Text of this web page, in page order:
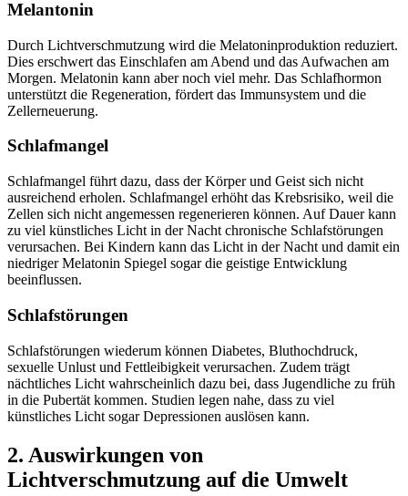
Melantonin
Durch Lichtverschmutzung wird die Melatoninproduktion reduziert.
Dies erschwert das Einschlafen am Abend und das Aufwachen am
Morgen. Melatonin kann aber noch viel mehr. Das Schlafhormon
unterstützt die Regeneration, fördert das Immunsystem und die
Zellerneuerung.
Schlafmangel
Schlafmangel führt dazu, dass der Körper und Geist sich nicht
ausreichend erholen. Schlafmangel erhöht das Krebsrisiko, weil die
Zellen sich nicht angemessen regenerieren können. Auf Dauer kann
zu viel künstliches Licht in der Nacht chronische Schlafstörungen
verursachen. Bei Kindern kann das Licht in der Nacht und damit ein
niedriger Melatonin Spiegel sogar die geistige Entwicklung
beeinflussen.
Schlafstörungen
Schlafstörungen wiederum können Diabetes, Bluthochdruck,
sexuelle Unlust und Fettleibigkeit verursachen. Zudem trägt
nächtliches Licht wahrscheinlich dazu bei, dass Jugendliche zu früh
in die Pubertät kommen. Studien legen nahe, dass zu viel
künstliches Licht sogar Depressionen auslösen kann.
2. Auswirkungen von
Lichtverschmutzung auf die Umwelt